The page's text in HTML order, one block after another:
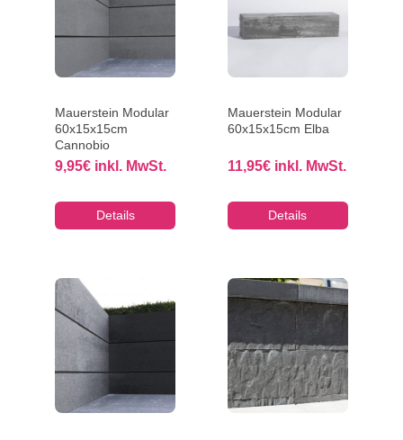
Mauerstein Modular
60x15x15cm
Cannobio
9,95€ inkl. MwSt.
Details
Mauerstein Modular
60x15x15cm Elba
11,95€ inkl. MwSt.
Details